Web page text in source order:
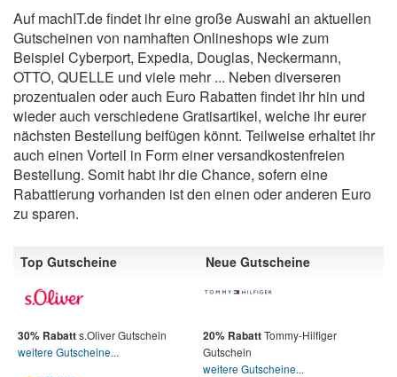
Auf machIT.de findet ihr eine große Auswahl an aktuellen
Gutscheinen von namhaften Onlineshops wie zum
Beispiel Cyberport, Expedia, Douglas, Neckermann,
OTTO, QUELLE und viele mehr ... Neben diverseren
prozentualen oder auch Euro Rabatten findet ihr hin und
wieder auch verschiedene Gratisartikel, welche ihr eurer
nächsten Bestellung beifügen könnt. Teilweise erhaltet ihr
auch einen Vorteil in Form einer versandkostenfreien
Bestellung. Somit habt ihr die Chance, sofern eine
Rabattierung vorhanden ist den einen oder anderen Euro
zu sparen.
Top Gutscheine
30% Rabatts.Oliver Gutschein
weitere Gutscheine...
Neue Gutscheine
20% RabattTommy-Hilfiger
Gutschein
weitere Gutscheine...